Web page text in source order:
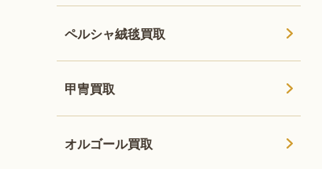
ペルシャ絨毯買取
甲冑買取
オルゴール買取